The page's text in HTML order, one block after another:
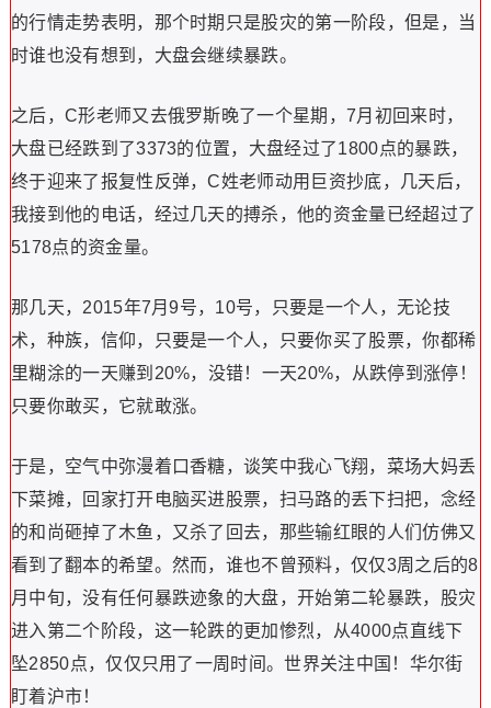
的行情走势表明，那个时期只是股灾的第一阶段，但是，当
时谁也没有想到，大盘会继续暴跌。
之后，C形老师又去俄罗斯晚了一个星期，7月初回来时，
大盘已经跌到了3373的位置，大盘经过了1800点的暴跌，
终于迎来了报复性反弹，C姓老师动用巨资抄底，几天后，
我接到他的电话，经过几天的搏杀，他的资金量已经超过了
5178点的资金量。
那几天，2015年7月9号，10号，只要是一个人，无论技
术，种族，信仰，只要是一个人，只要你买了股票，你都稀
里糊涂的一天赚到20%，没错！一天20%，从跌停到涨停！
只要你敢买，它就敢涨。
于是，空气中弥漫着口香糖，谈笑中我心飞翔，菜场大妈丢
下菜摊，回家打开电脑买进股票，扫马路的丢下扫把，念经
的和尚砸掉了木鱼，又杀了回去，那些输红眼的人们仿佛又
看到了翻本的希望。然而，谁也不曾预料，仅仅3周之后的8
月中旬，没有任何暴跌迹象的大盘，开始第二轮暴跌，股灾
进入第二个阶段，这一轮跌的更加惨烈，从4000点直线下
坠2850点，仅仅只用了一周时间。世界关注中国！华尔街
盯着沪市！